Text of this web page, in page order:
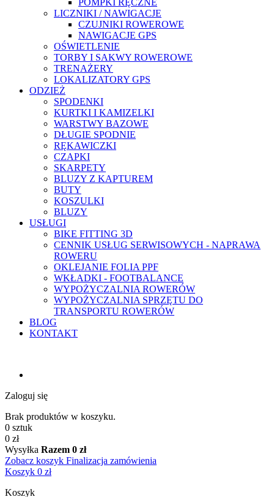
POMPKI RĘCZNE
LICZNIKI / NAWIGACJE
CZUJNIKI ROWEROWE
NAWIGACJE GPS
OŚWIETLENIE
TORBY I SAKWY ROWEROWE
TRENAŻERY
LOKALIZATORY GPS
ODZIEŻ
SPODENKI
KURTKI I KAMIZELKI
WARSTWY BAZOWE
DŁUGIE SPODNIE
RĘKAWICZKI
CZAPKI
SKARPETY
BLUZY Z KAPTUREM
BUTY
KOSZULKI
BLUZY
USŁUGI
BIKE FITTING 3D
CENNIK USŁUG SERWISOWYCH - NAPRAWA
ROWERU
OKLEJANIE FOLIA PPF
WKŁADKI - FOOTBALANCE
WYPOŻYCZALNIA ROWERÓW
WYPOŻYCZALNIA SPRZĘTU DO
TRANSPORTU ROWERÓW
BLOG
KONTAKT
Zaloguj się
Brak produktów w koszyku.
0 sztuk
0 zł
Wysyłka Razem 0 zł
Zobacz koszyk Finalizacja zamówienia
Koszyk 0 zł
Koszyk